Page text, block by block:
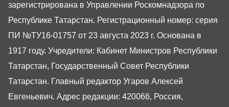
зарегистрирована в Управлении Роскомнадзора по
Республике Татарстан. Регистрационный номер: серия
ПИ №ТУ16-01757 от 23 августа 2023 г. Основана в
1917 году. Учредители: Кабинет Министров Республики
Татарстан, Государственный Совет Республики
Татарстан. Главный редактор Угаров Алексей
Евгеньевич. Адрес редакции: 420066, Россия,